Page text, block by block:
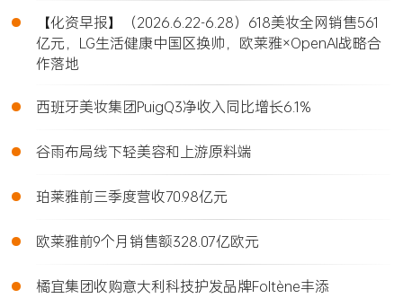
•
【化资早报】（2026.6.22-6.28）618美妆全网销售561
亿元，LG生活健康中国区换帅，欧莱雅×OpenAI战略合
作落地
• 西班牙美妆集团PuigQ3净收入同比增长6.1%
• 谷雨布局线下轻美容和上游原料端
• 珀莱雅前三季度营收70.98亿元
• 欧莱雅前9个月销售额328.07亿欧元
• 橘宜集团收购意大利科技护发品牌Foltène丰添